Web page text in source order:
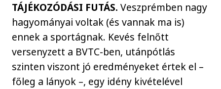
TÁJÉKOZÓDÁSI FUTÁS. Veszprémben nagy
hagyományai voltak (és vannak ma is)
ennek a sportágnak. Kevés felnőtt
versenyzett a BVTC-ben, utánpótlás
szinten viszont jó eredményeket értek el –
főleg a lányok –, egy idény kivételével